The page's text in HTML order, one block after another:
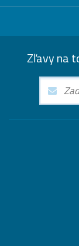
Zľavy na